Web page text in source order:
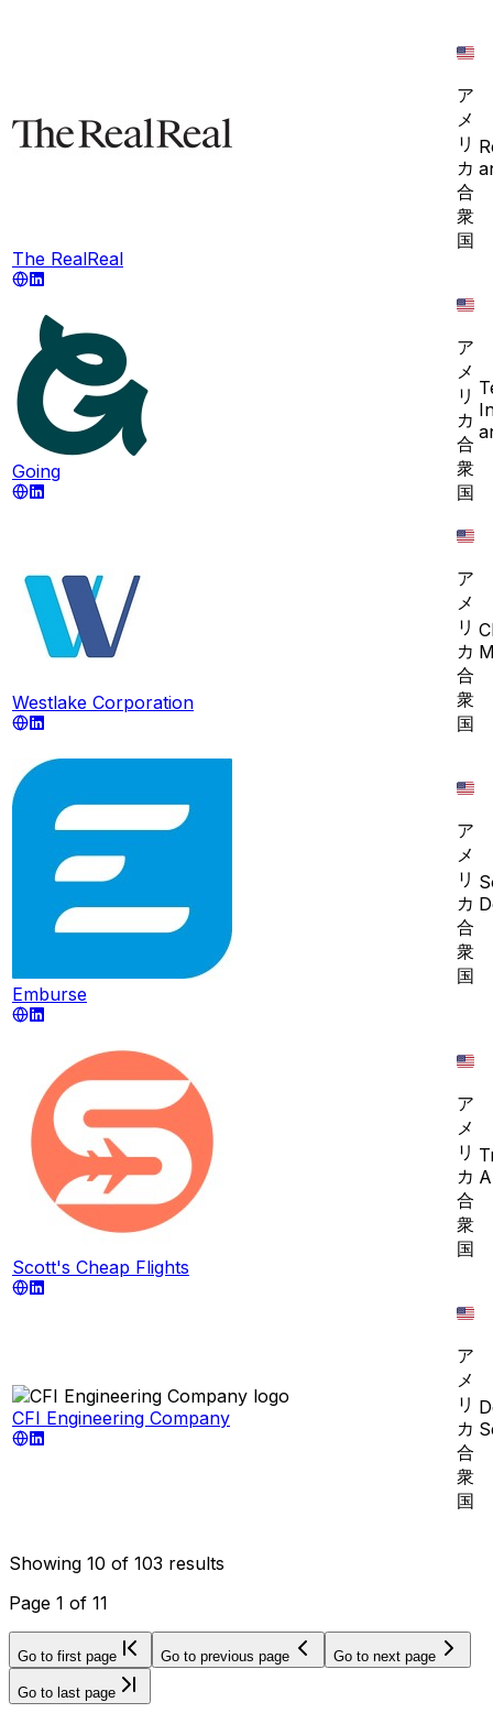
The RealReal
ア
メ
リ
カ
合
衆
国
Going
ア
メ
リ
カ
合
衆
国
Westlake Corporation
ア
メ
リ
カ
合
衆
国
Emburse
ア
メ
リ
カ
合
衆
国
Scott's Cheap Flights
ア
メ
リ
カ
合
衆
国
CFI Engineering Company
ア
メ
リ
カ
合
衆
国
Showing 10 of 103 results
Page 1 of 11
Go to first page Go to previous page Go to next page
Go to last page